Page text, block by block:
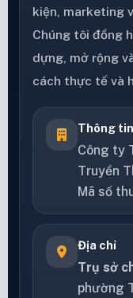
kiện, marketing
Chúng tôi đồng
dựng, mở rộng
cách thực tế và
Thông
Công ty
Truyền
Mã số
Địa chỉ
Trụ sở
phường